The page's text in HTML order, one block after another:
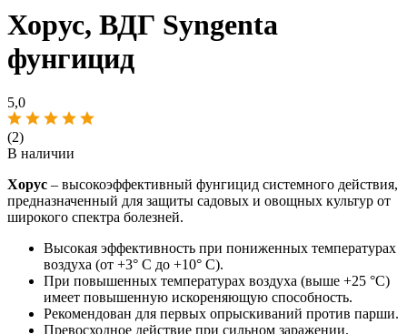
Хорус, ВДГ Syngenta
фунгицид
5,0
(2)
В наличии
Хорус – высокоэффективный фунгицид системного действия,
предназначенный для защиты садовых и овощных культур от
широкого спектра болезней.
Высокая эффективность при пониженных температурах
воздуха (от +3° С до +10° С).
При повышенных температурах воздуха (выше +25 °С)
имеет повышенную искореняющую способность.
Рекомендован для первых опрыскиваний против парши.
Превосходное действие при сильном заражении.